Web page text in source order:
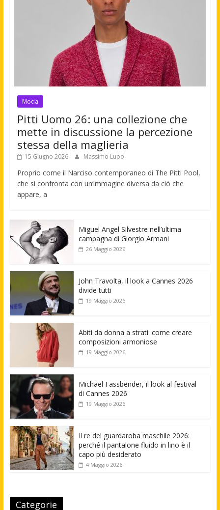
Moda
Pitti Uomo 26: una collezione che
mette in discussione la percezione
stessa della maglieria
15 Giugno 2026 Massimo Lupo
Proprio come il Narciso contemporaneo di The Pitti Pool,
che si confronta con un’immagine diversa da ciò che
appare, a
Miguel Angel Silvestre nell’ultima
campagna di Giorgio Armani
26 Maggio 2026
John Travolta, il look a Cannes 2026
divide tutti
19 Maggio 2026
Abiti da donna a strati: come creare
composizioni armoniose
19 Maggio 2026
Michael Fassbender, il look al festival
di Cannes 2026
19 Maggio 2026
Il re del guardaroba maschile 2026:
perché il pantalone fluido in lino è il
capo più desiderato
4 Maggio 2026
Categorie